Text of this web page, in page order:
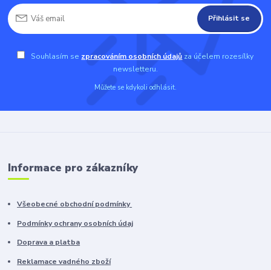
Přihlásit se
Souhlasím se zpracováním osobních údajů za účelem rozesílky
newsletteru.
Můžete se kdykoli odhlásit.
Informace pro zákazníky
Všeobecné obchodní podmínky
Podmínky ochrany osobních údaj
Doprava a platba
Reklamace vadného zboží